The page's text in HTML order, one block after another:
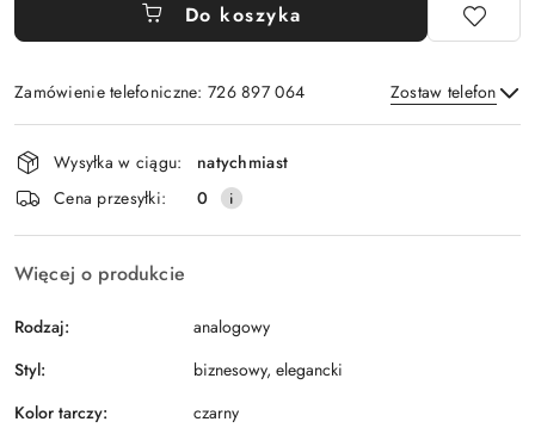
Do koszyka
Zamówienie telefoniczne: 726 897 064 Zostaw telefon
Wyślij
Dostępność
i
dostawa
Wysyłka w ciągu:
natychmiast
Cena przesyłki:
0
Więcej o produkcie
Rodzaj:
analogowy
Styl:
biznesowy, elegancki
Kolor tarczy:
czarny